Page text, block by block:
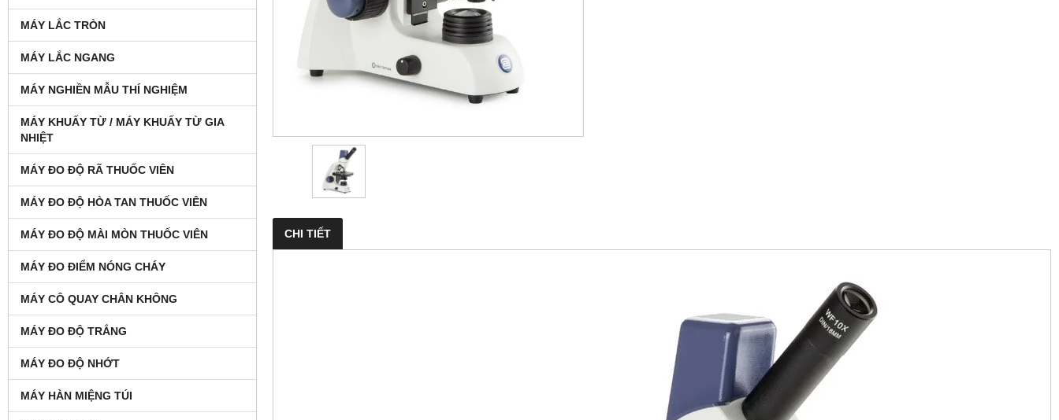
MÁY LẮC TRÒN
MÁY LẮC NGANG
MÁY NGHIỀN MẪU THÍ NGHIỆM
MÁY KHUẤY TỪ / MÁY KHUẤY TỪ GIA
NHIỆT
MÁY ĐO ĐỘ RÃ THUỐC VIÊN
MÁY ĐO ĐỘ HÒA TAN THUỐC VIÊN
MÁY ĐO ĐỘ MÀI MÒN THUỐC VIÊN
MÁY ĐO ĐIỂM NÓNG CHÁY
MÁY CÔ QUAY CHÂN KHÔNG
MÁY ĐO ĐỘ TRẮNG
MÁY ĐO ĐỘ NHỚT
MÁY HÀN MIỆNG TÚI
CHI TIẾT